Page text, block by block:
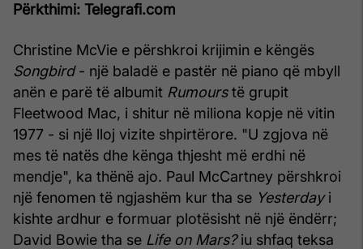
Përkthimi: Telegrafi.com
Christine McVie e përshkroi krijimin e këngës
Songbird- një baladë e pastër në piano që mbyll
anën e parë të albumit Rumourstë grupit
Fleetwood Mac, i shitur në miliona kopje në vitin
1977 - si një lloj vizite shpirtërore. "U zgjova në
mes të natës dhe kënga thjesht më erdhi në
mendje", ka thënë ajo. Paul McCartney përshkroi
një fenomen të ngjashëm kur tha se Yesterdayi
kishte ardhur e formuar plotësisht në një ëndërr;
David Bowie tha se Life on Mars?iu shfaq teksa